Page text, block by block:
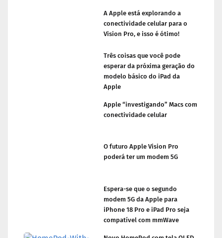
A Apple está explorando a
conectividade celular para o
Vision Pro, e isso é ótimo!
Três coisas que você pode
esperar da próxima geração do
modelo básico do iPad da
Apple
Apple “investigando” Macs com
conectividade celular
O futuro Apple Vision Pro
poderá ter um modem 5G
Espera-se que o segundo
modem 5G da Apple para
iPhone 18 Pro e iPad Pro seja
compatível com mmWave